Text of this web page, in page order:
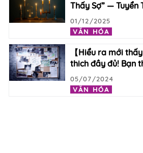
Thấy Sợ” — Tuyển
VĂN HÓA
01/12/2025
【Hiểu ra mới
thich đầy đủ! Bạn
VĂN HÓA
05/07/2024